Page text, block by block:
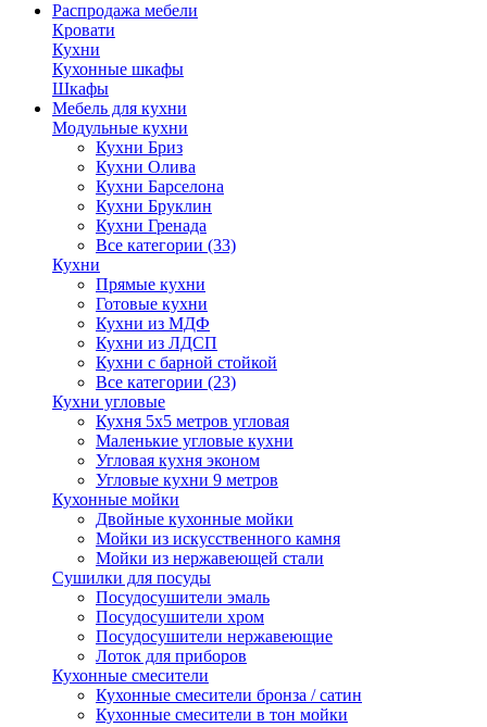
Распродажа мебели
Кровати
Кухни
Кухонные шкафы
Шкафы
Мебель для кухни
Модульные кухни
Кухни Бриз
Кухни Олива
Кухни Барселона
Кухни Бруклин
Кухни Гренада
Все категории (33)
Кухни
Прямые кухни
Готовые кухни
Кухни из МДФ
Кухни из ЛДСП
Кухни с барной стойкой
Все категории (23)
Кухни угловые
Кухня 5х5 метров угловая
Маленькие угловые кухни
Угловая кухня эконом
Угловые кухни 9 метров
Кухонные мойки
Двойные кухонные мойки
Мойки из искусственного камня
Мойки из нержавеющей стали
Сушилки для посуды
Посудосушители эмаль
Посудосушители хром
Посудосушители нержавеющие
Лоток для приборов
Кухонные смесители
Кухонные смесители бронза / сатин
Кухонные смесители в тон мойки